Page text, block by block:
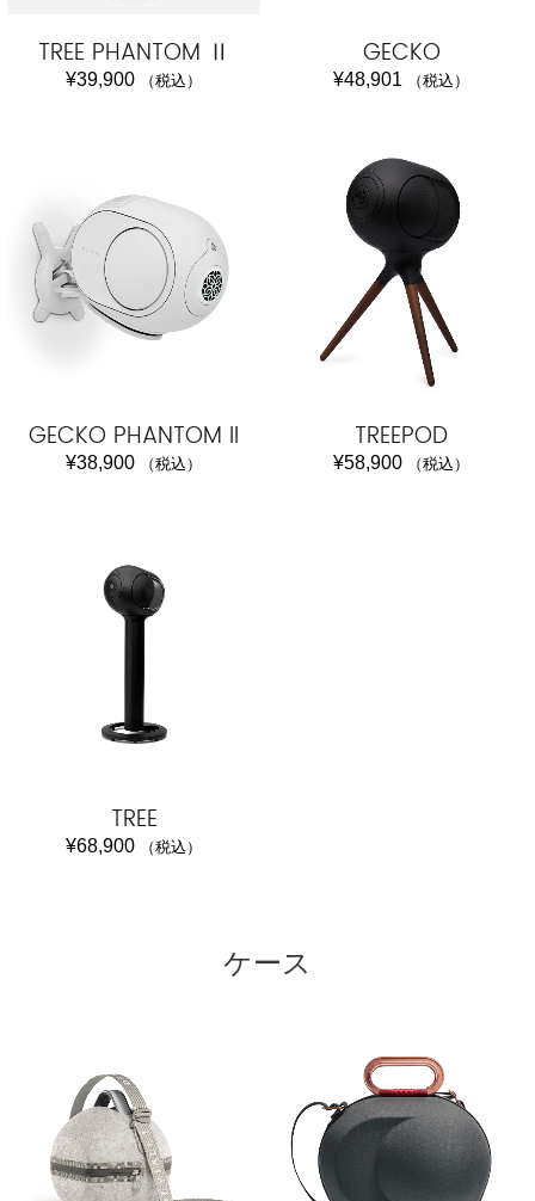
TREE PHANTOM Ⅱ
¥39,900 （税込）
GECKO
¥48,901 （税込）
GECKO PHANTOM II
¥38,900 （税込）
TREEPOD
¥58,900 （税込）
TREE
¥68,900 （税込）
ケース